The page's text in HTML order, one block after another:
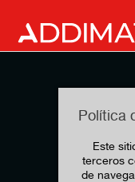
Política
Este
terceros
de